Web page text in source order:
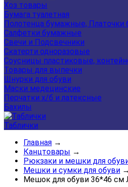
Хоз товары
Бумага туалетная
Полотенца бумажные,
Салфетки бумажные
Свечи и Подсвечники
Скатерти одноразовые
Соусницы пластиковые,
Товары для выпечки
Шнурки для обуви
Маски медецинские
Перчатки х/б и латексные
Бахилы
Таблички
Главная →
Канцтовары →
Рюкзаки и мешки для
Мешки и сумки для обуви →
Мешок для обуви 36*46 см